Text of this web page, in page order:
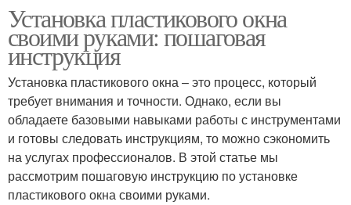
Установка пластикового окна
своими руками: пошаговая
инструкция
Установка пластикового окна – это процесс, который
требует внимания и точности. Однако, если вы
обладаете базовыми навыками работы с инструментами
и готовы следовать инструкциям, то можно сэкономить
на услугах профессионалов. В этой статье мы
рассмотрим пошаговую инструкцию по установке
пластикового окна своими руками.